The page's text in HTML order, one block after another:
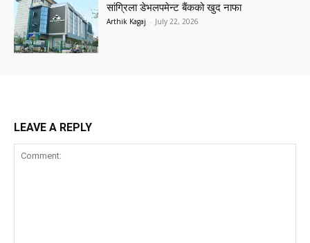
सांग्रिला डेभलपमेन्ट बैंकको खुद नाफा
Arthik Kagaj - July 22, 2026
LEAVE A REPLY